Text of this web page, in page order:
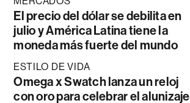
El precio del dólar se debilita en
julio y América Latina tiene la
moneda más fuerte del mundo
ESTILO DE VIDA
Omega x Swatch lanza un reloj
con oro para celebrar el alunizaje